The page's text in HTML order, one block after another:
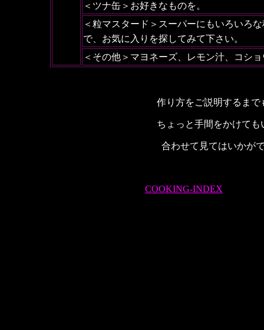
＜ツナ缶＞お好きなものを。
＜粒マスタード＞スーパーにもいろいろ
で、お気に入りを探してみて下さい。
＜その他＞マヨネーズ、レモン汁、コショ
作り方をご説明するま
ちょっと手間をかけて
合わせて見てはいかが
COOKING-INDEX